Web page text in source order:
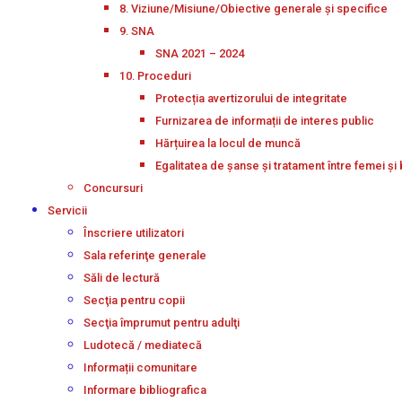
8. Viziune/Misiune/Obiective generale și specifice
9. SNA
SNA 2021 – 2024
10. Proceduri
Protecția avertizorului de integritate
Furnizarea de informații de interes public
Hărțuirea la locul de muncă
Egalitatea de șanse și tratament între femei și
Concursuri
Servicii
Înscriere utilizatori
Sala referinţe generale
Săli de lectură
Secţia pentru copii
Secţia împrumut pentru adulţi
Ludotecă / mediatecă
Informații comunitare
Informare bibliografica